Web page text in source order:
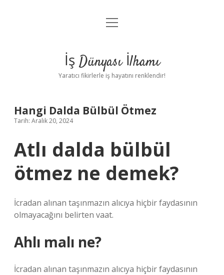
Anasayfa
Yasal Uyarı
menüyü
İş Dünyası İlhamı
Yaratıcı fikirlerle iş hayatını renklendir!
Hangi Dalda Bülbül Ötmez
Tarih: Aralık 20, 2024
Atlı dalda bülbül
ötmez ne demek?
İcradan alınan taşınmazın alıcıya hiçbir faydasının
olmayacağını belirten vaat.
Ahlı malı ne?
İcradan alınan taşınmazın alıcıya hiçbir faydasının